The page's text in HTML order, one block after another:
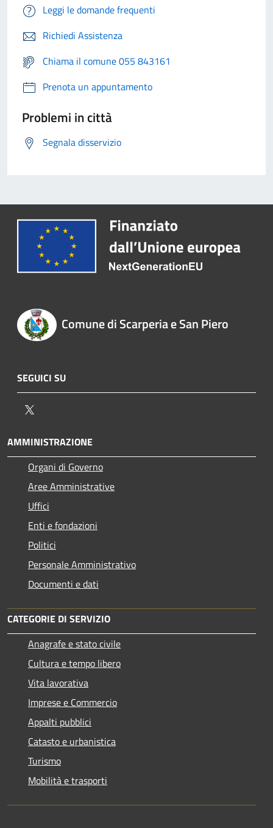
Leggi le domande frequenti
Richiedi Assistenza
Chiama il comune 055 843161
Prenota un appuntamento
Problemi in città
Segnala disservizio
Comune di Scarperia e San Piero
SEGUICI SU
AMMINISTRAZIONE
Organi di Governo
Aree Amministrative
Uffici
Enti e fondazioni
Politici
Personale Amministrativo
Documenti e dati
CATEGORIE DI SERVIZIO
Anagrafe e stato civile
Cultura e tempo libero
Vita lavorativa
Imprese e Commercio
Appalti pubblici
Catasto e urbanistica
Turismo
Mobilità e trasporti